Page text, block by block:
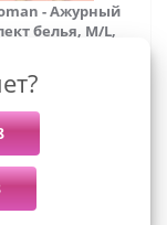
- Ажурный
белья, M/L,